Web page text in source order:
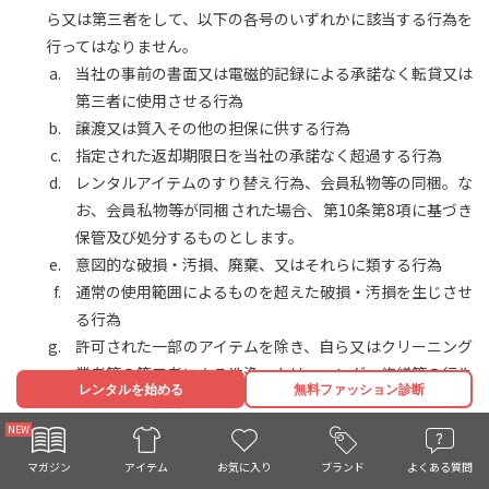
ら又は第三者をして、以下の各号のいずれかに該当する行為を
行ってはなりません。
当社の事前の書面又は電磁的記録による承諾なく転貸又は
第三者に使用させる行為
譲渡又は質入その他の担保に供する行為
指定された返却期限日を当社の承諾なく超過する行為
レンタルアイテムのすり替え行為、会員私物等の同梱。な
お、会員私物等が同梱された場合、第10条第8項に基づき
保管及び処分するものとします。
意図的な破損・汚損、廃棄、又はそれらに類する行為
通常の使用範囲によるものを超えた破損・汚損を生じさせ
る行為
許可された一部のアイテムを除き、自ら又はクリーニング
業者等の第三者による洗浄・クリーニング・修繕等の行為
アイテムの複製
その他前各号に準じ、当社が不適切と判断する行為
前項に定める禁止行為により、当社が損害を受けた場合は、第
マガジン アイテム お気に入り ブランド よくある質問
レンタルを始める 無料ファッション診断